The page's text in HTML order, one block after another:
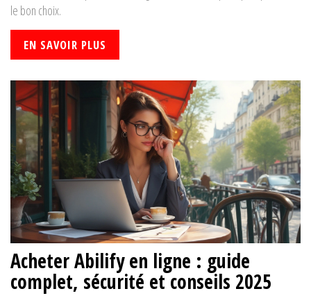
le bon choix.
EN SAVOIR PLUS
Acheter Abilify en ligne : guide
complet, sécurité et conseils 2025